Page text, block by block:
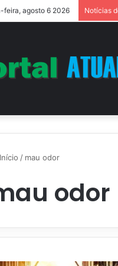
feira, agosto 6 2026 Notícias
Início / mau odor
odor